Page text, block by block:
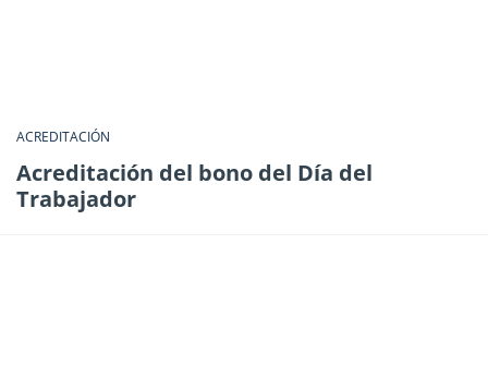
ACREDITACIÓN
Acreditación del bono del Día del
Trabajador